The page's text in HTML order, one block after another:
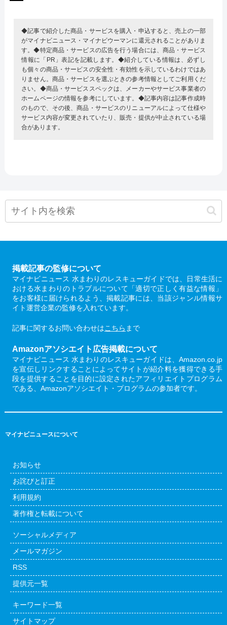
◆記事で紹介した商品・サービスを購入・申込すると、売上の一部
がマイナビニュース・マイナビウーマンに還元されることがありま
す。◆特定商品・サービスの広告を行う場合には、商品・サービス
情報に「PR」表記を記載します。◆紹介している情報は、必ずし
も個々の商品・サービスの安全性・有効性を示しているわけではあ
りません。商品・サービスを選ぶときの参考情報としてご利用くだ
さい。◆商品・サービススペックは、メーカーやサービス事業者の
ホームページの情報を参考にしています。◆記事内容は記事作成時
のもので、その後、商品・サービスのリニューアルによって仕様や
サービス内容が変更されていたり、販売・提供が中止されている場
合があります。
掲載記事の監修について
マイナビニュース 水まわりのレスキューガイドでは、日常生活に
おける水まわりのトラブルについて「適切で正しく有益な情報」
をお客様に届けられるよう、掲載記事には、当該ジャンル情報サ
イト運営企業の監修を入れています。
記事に関するお問い合わせはこちら まで
Amazonアソシエイト広告掲載について
マイナビニュース 水まわりのレスキューガイドは、Amazon.co.jp
を宣伝しリンクすることによってサイトが紹介料を獲得できる手
段を提供することを目的に設定されたアフィリエイトプログラム
である、Amazonアソシエイト・プログラムの参加者です。
マイナビニュースについて
お知らせ
お詫びと訂正
利用規約
著作権と転載について
ソーシャルメディア
メールマガジン
RSS
提供元一覧
キーワード一覧
サイトマップ